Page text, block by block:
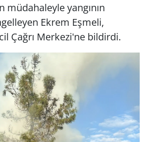
müdahaleyle yangının
Ekrem Eşmeli,
Çağrı Merkezi'ne bildirdi.